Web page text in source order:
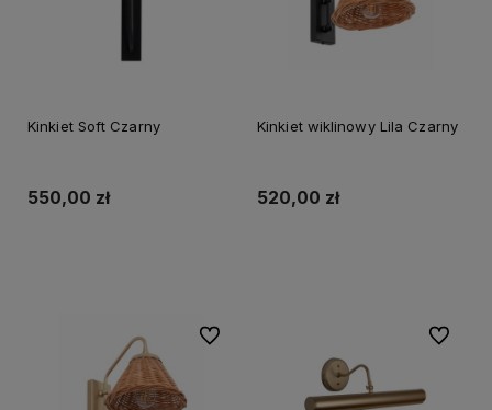
Kinkiet Soft Czarny
550,00 zł
Kinkiet wiklinowy Lila Czarny
520,00 zł
Do ulubionych Do